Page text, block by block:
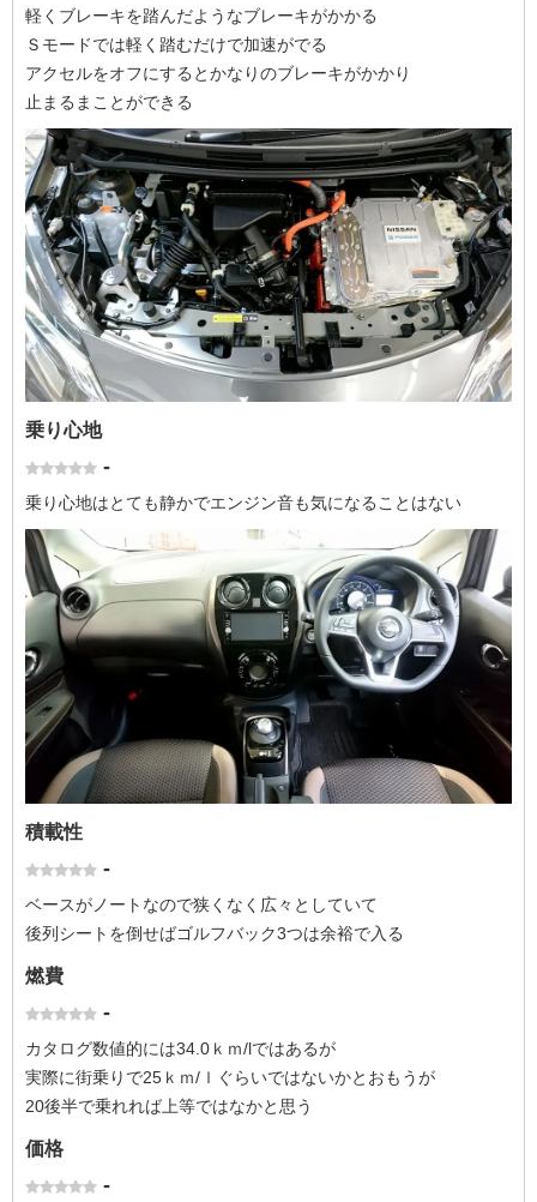
軽くブレーキを踏んだようなブレーキがかかる
Ｓモードでは軽く踏むだけで加速がでる
アクセルをオフにするとかなりのブレーキがかかり
止まるまことができる
乗り心地
-
乗り心地はとても静かでエンジン音も気になることはない
積載性
-
ベースがノートなので狭くなく広々としていて
後列シートを倒せばゴルフバック3つは余裕で入る
燃費
-
カタログ数値的には34.0ｋｍ/lではあるが
実際に街乗りで25ｋｍ/ｌぐらいではないかとおもうが
20後半で乗れれば上等ではなかと思う
価格
-